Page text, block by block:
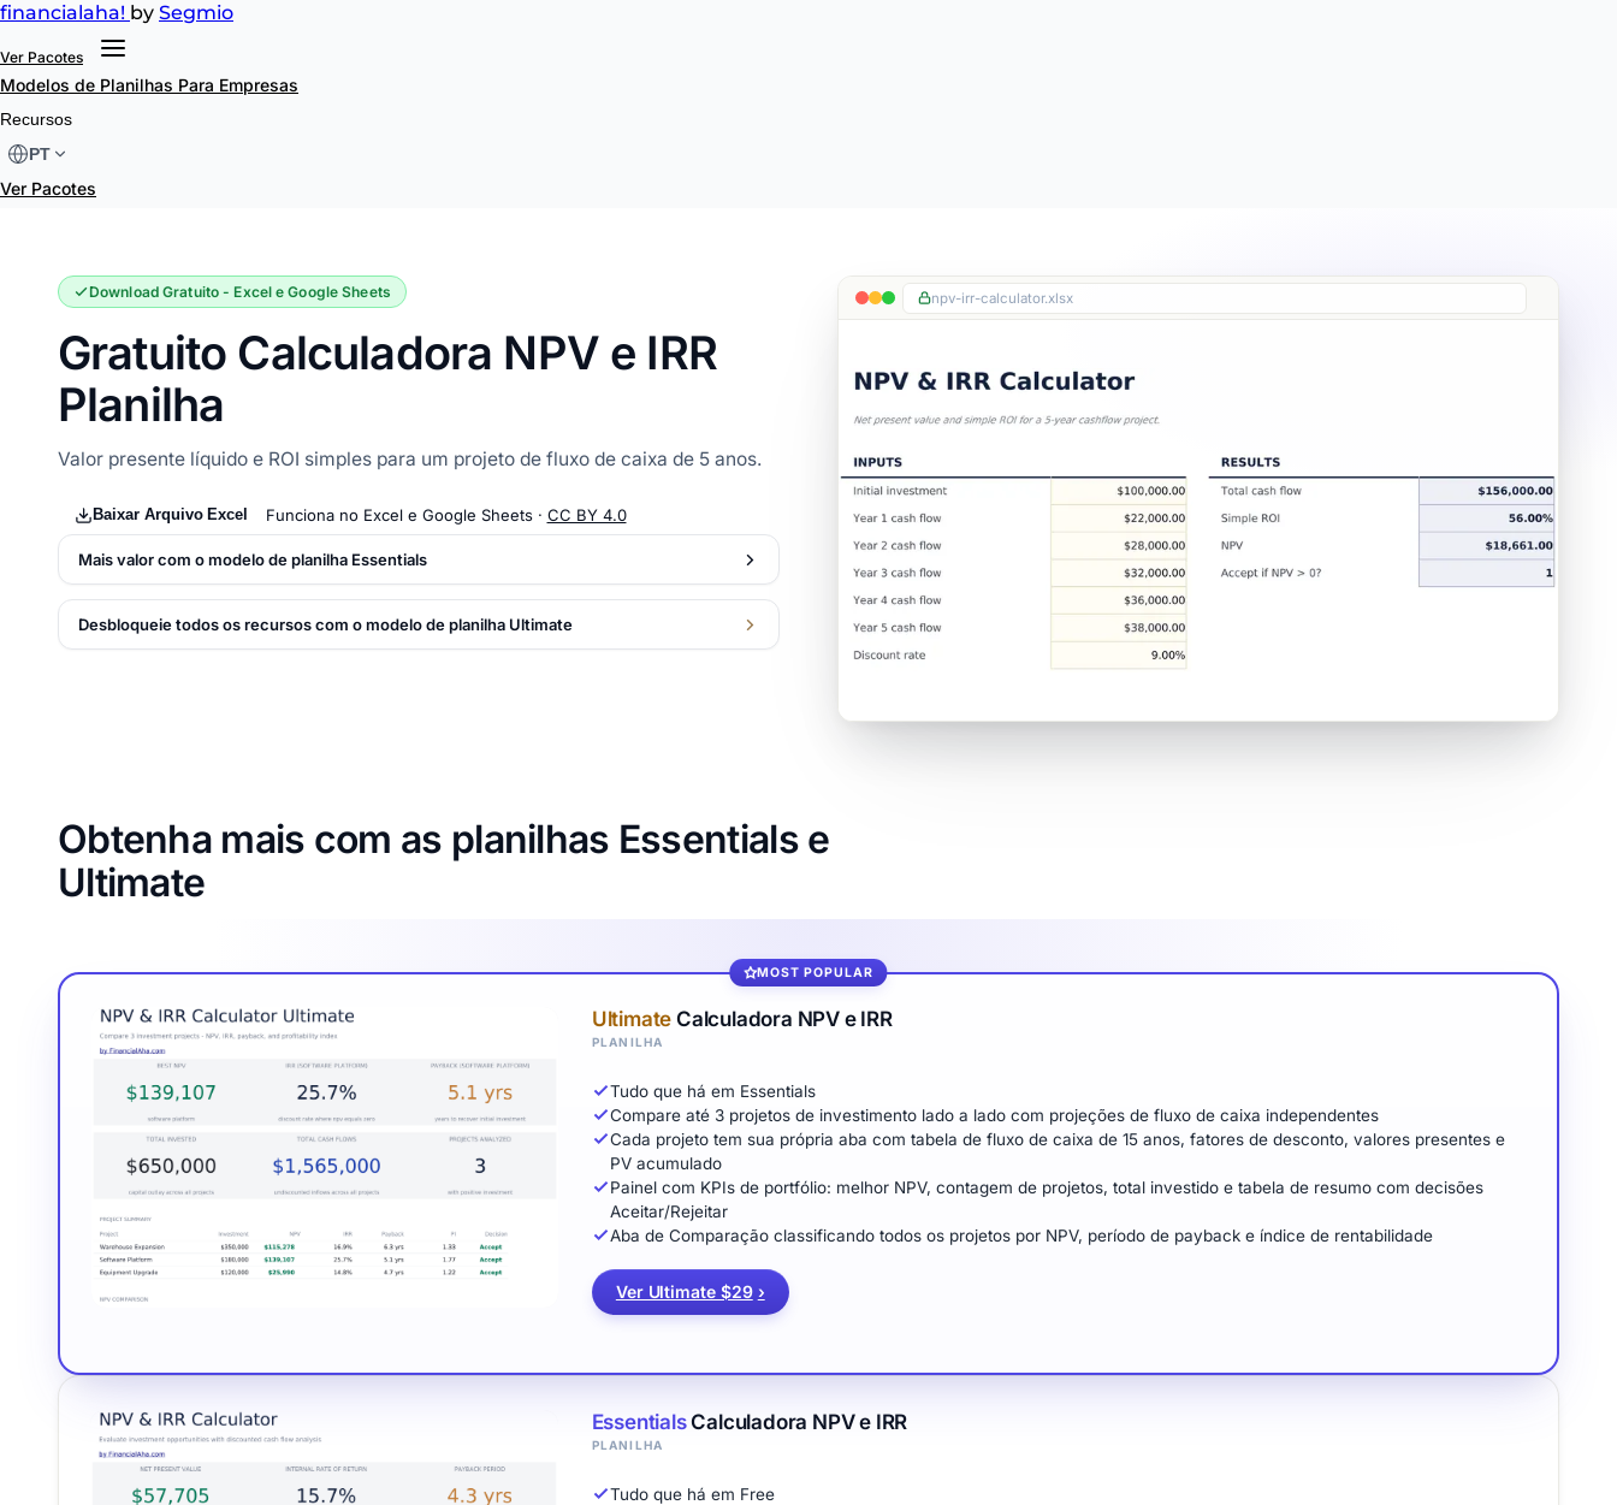
financialaha! by Segmio
Ver Pacotes
Modelos de Planilhas Para Empresas
Recursos
PT
Ver Pacotes
Calculadora NPV e IRR
Download Gratuito - Excel e Google Sheets
Gratuito Calculadora NPV e IRR
Planilha
Valor presente líquido e ROI simples para um projeto de fluxo de caixa de 5 anos.
Baixar Arquivo Excel Funciona no Excel e Google Sheets · CC BY 4.0
Mais valor com o modelo de planilha Essentials
Desbloqueie todos os recursos com o modelo de planilha Ultimate
npv-irr-calculator.xlsx
Obtenha mais com as planilhas Essentials e
Ultimate
EssentialsCalculadora NPV e IRR
PLANILHA
Tudo que há em Free
MOST POPULAR
Ultimate Calculadora NPV e IRR
PLANILHA
Tudo que há em Essentials
Compare até 3 projetos de investimento lado a lado com projeções de fluxo de caixa independentes
Cada projeto tem sua própria aba com tabela de fluxo de caixa de 15 anos, fatores de desconto, valores presentes e
PV acumulado
Painel com KPIs de portfólio: melhor NPV, contagem de projetos, total investido e tabela de resumo com decisões
Aceitar/Rejeitar
Aba de Comparação classificando todos os projetos por NPV, período de payback e índice de rentabilidade
Ver Ultimate $29 ›